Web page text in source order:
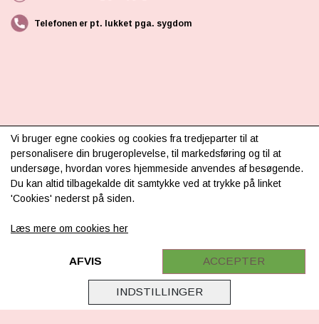
Telefonen er pt. lukket pga. sygdom
INFORMATION
Om os
Levering & betaling
Retur
Samarbejde
Virksomhedsoplysninger
Cookie & Privatlivsoplysninger
Vi bruger egne cookies og cookies fra tredjeparter til at
personalisere din brugeroplevelse, til markedsføring og til at
undersøge, hvordan vores hjemmeside anvendes af besøgende.
Du kan altid tilbagekalde dit samtykke ved at trykke på linket
'Cookies' nederst på siden.
Læs mere om cookies her
INDSTILLINGER
AFVIS ACCEPTER